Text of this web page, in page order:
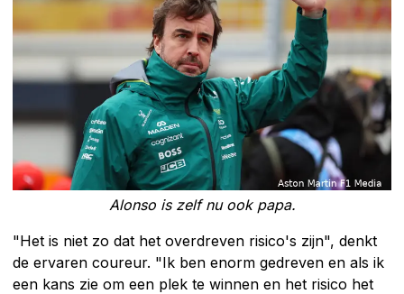
Alonso is zelf nu ook papa.
"Het is niet zo dat het overdreven risico's zijn", denkt
de ervaren coureur. "Ik ben enorm gedreven en als ik
een kans zie om een plek te winnen en het risico het